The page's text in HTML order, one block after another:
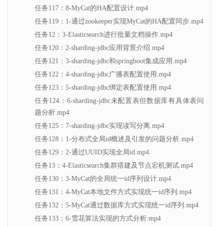
任务117：8-MyCat的HA配置设计.mp4
任务119：1-通过zookeeper实现MyCat的HA配置同步.mp4
任务12：3-Elasticsearch进行批量文档操作.mp4
任务120：2-sharding-jdbc应用背景介绍.mp4
任务121：3-sharding-jdbc和springboot集成应用.mp4
任务122：4-sharding-jdbc广播表配置使用.mp4
任务123：5-sharding-jdbc绑定表配置使用.mp4
任务124：6-sharding-jdbc未配置表但数据库有具体表问
题分析.mp4
任务125：7-sharding-jdbc实现读写分离.mp4
任务128：1-分布式全局id概述及引发的问题分析.mp4
任务129：2-通过UUID实现全局id.mp4
任务13：4-Elasticsearch集群搭建及节点宕机测试.mp4
任务130：3-MyCat的全局统一id序列设计.mp4
任务131：4-MyCat本地文件方式实现统一id序列.mp4
任务132：5-MyCat通过数据库方式实现统一id序列.mp4
任务133：6-雪花算法实现的方式分析.mp4